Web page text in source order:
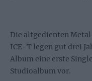
Die altgedienten
ICE-T legen gut drei
Album eine erste
Studioalbum vor.